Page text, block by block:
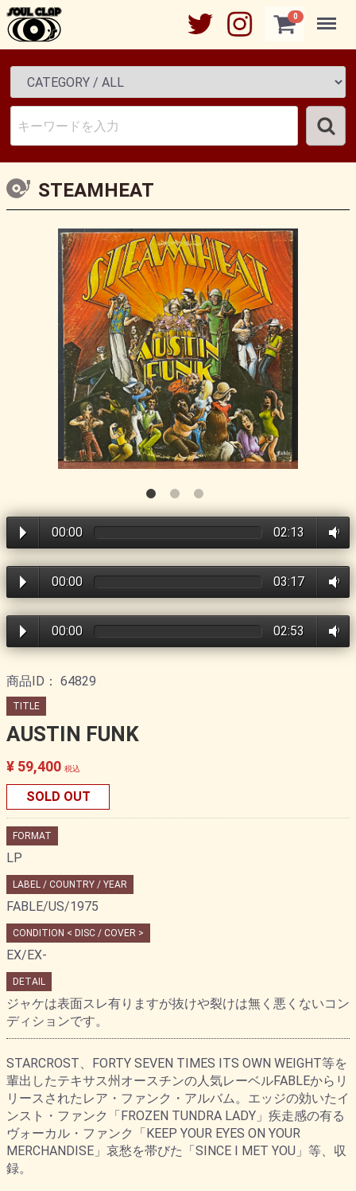
0 Menu
STEAMHEAT
00:00 02:13
00:00 03:17
00:00 02:53
商品ID： 64829
TITLE
AUSTIN FUNK
¥ 59,400 税込
SOLD OUT
FORMAT
LP
LABEL / COUNTRY / YEAR
FABLE/US/1975
CONDITION < DISC / COVER >
EX/EX-
DETAIL
ジャケは表面スレ有りますが抜けや裂けは無く悪くないコン
ディションです。
STARCROST、FORTY SEVEN TIMES ITS OWN WEIGHT等を
輩出したテキサス州オースチンの人気レーベルFABLEからリ
リースされたレア・ファンク・アルバム。エッジの効いたイ
ンスト・ファンク「FROZEN TUNDRA LADY」疾走感の有る
ヴォーカル・ファンク「KEEP YOUR EYES ON YOUR
MERCHANDISE」哀愁を帯びた「SINCE I MET YOU」等、収
録。